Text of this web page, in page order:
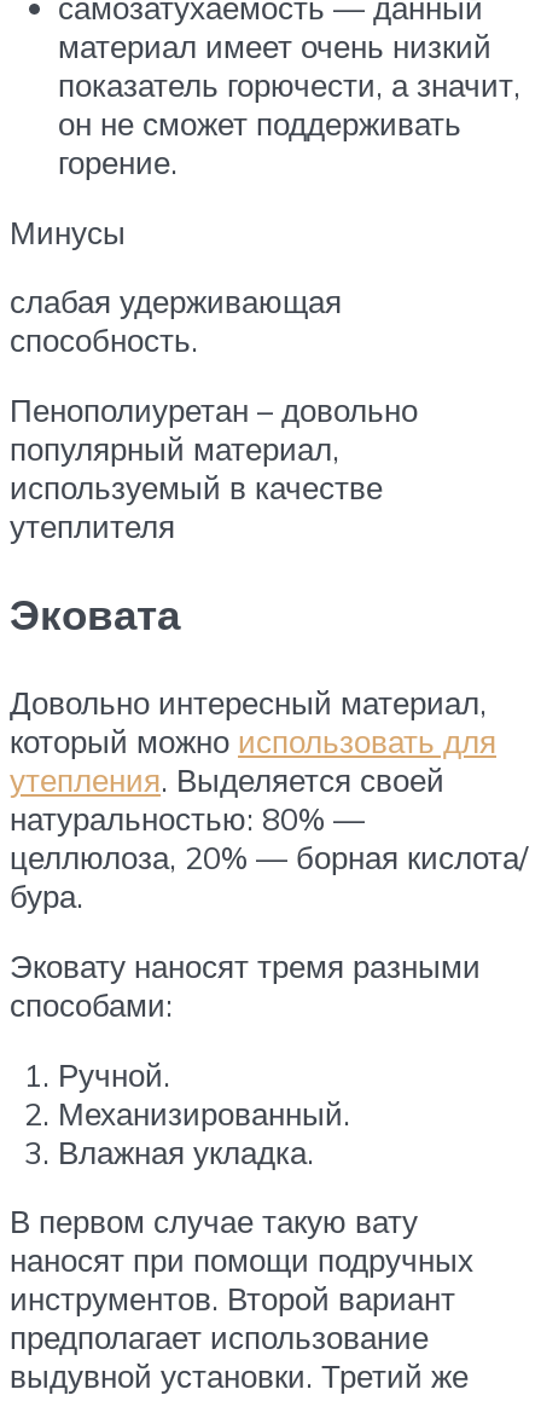
материал имеет очень низкий
показатель горючести, а значит,
он не сможет поддерживать
горение.
Минусы
слабая удерживающая
способность.
Пенополиуретан – довольно
популярный материал,
используемый в качестве
утеплителя
Эковата
Довольно интересный материал,
который можно использовать для
утепления. Выделяется своей
натуральностью: 80% —
целлюлоза, 20% — борная кислота/
бура.
Эковату наносят тремя разными
способами:
Ручной.
Механизированный.
Влажная укладка.
В первом случае такую вату
наносят при помощи подручных
инструментов. Второй вариант
предполагает использование
выдувной установки. Третий же